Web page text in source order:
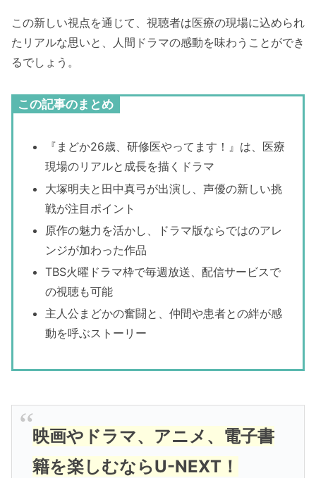
この新しい視点を通じて、視聴者は医療の現場に込められ
たリアルな思いと、人間ドラマの感動を味わうことができ
るでしょう。
この記事のまとめ
『まどか26歳、研修医やってます！』は、医療
現場のリアルと成長を描くドラマ
大塚明夫と田中真弓が出演し、声優の新しい挑
戦が注目ポイント
原作の魅力を活かし、ドラマ版ならではのアレ
ンジが加わった作品
TBS火曜ドラマ枠で毎週放送、配信サービスで
の視聴も可能
主人公まどかの奮闘と、仲間や患者との絆が感
動を呼ぶストーリー
映画やドラマ、アニメ、電子書
籍を楽しむならU-NEXT！